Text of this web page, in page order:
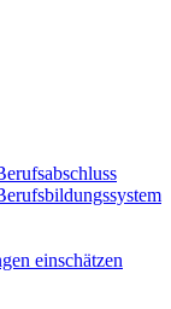
einschätzen